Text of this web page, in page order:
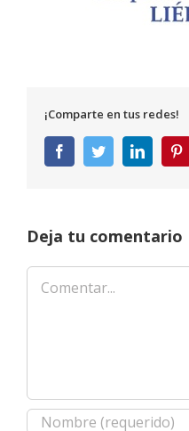
¡Comparte en tus redes!
FacebookTwitterLinkedIn
Deja tu comentario
Comentar